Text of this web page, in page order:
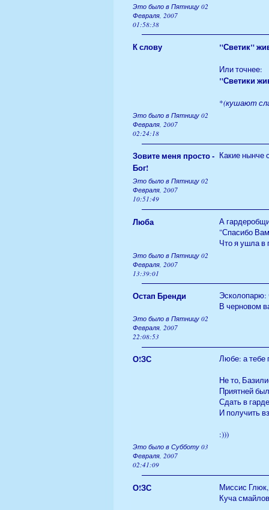
Это было в Пятницу 02
Февраля, 2007
01:58:38
К слову "Светик"
Или точнее:
"Светики
*(кушают
Это было в Пятницу 02
Февраля, 2007
02:24:18
Зовите меня просто -
Бог!
Какие нынче
Это было в Пятницу 02
Февраля, 2007
10:51:49
Люба
А
"Спасибо
Что я ушла в
Это было в Пятницу 02
Февраля, 2007
13:39:01
Остап Бренди
Эсколопарю:
В черновом
Это было в Пятницу 02
Февраля, 2007
22:08:53
О!ЗС
Любе: а тебе
Не то,
Приятней
Сдать в
И получить
:)))
Это было в Субботу 03
Февраля, 2007
02:41:09
О!ЗС
Миссис
Куча